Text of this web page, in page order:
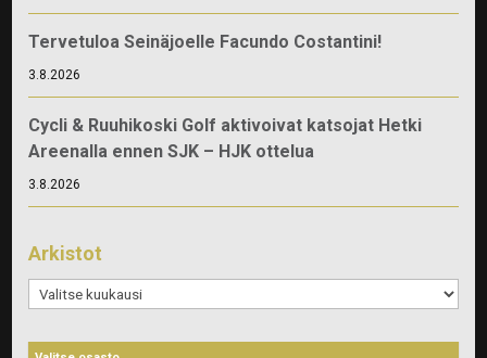
Tervetuloa Seinäjoelle Facundo Costantini!
3.8.2026
Cycli & Ruuhikoski Golf aktivoivat katsojat Hetki
Areenalla ennen SJK – HJK ottelua
3.8.2026
Arkistot
Arkistot